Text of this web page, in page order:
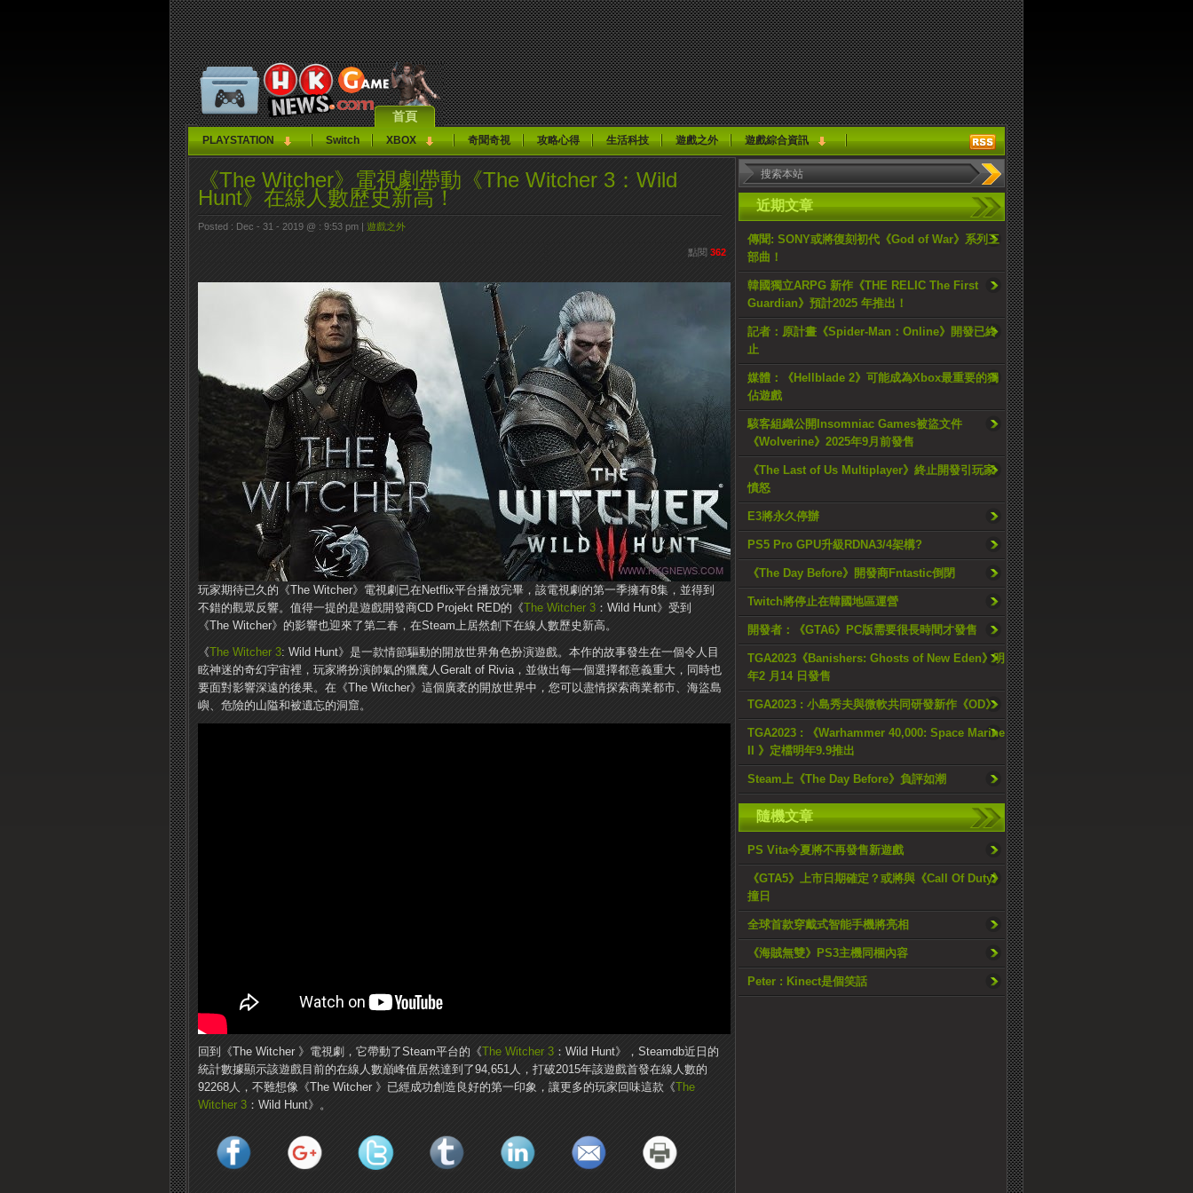
首頁
PLAYSTATION Switch XBOX 奇聞奇視 攻略心得 生活科技 遊戲之外 遊戲綜合資訊
近期文章
傳聞: SONY或將復刻初代《God of War》系列三
部曲！
韓國獨立ARPG 新作《THE RELIC The First
Guardian》預計2025 年推出！
記者：原計畫《Spider-Man：Online》開發已終
止
媒體：《Hellblade 2》可能成為Xbox最重要的獨
佔遊戲
駭客組織公開Insomniac Games被盜文件
《Wolverine》2025年9月前發售
《The Last of Us Multiplayer》終止開發引玩家
憤怒
E3將永久停辦
PS5 Pro GPU升級RDNA3/4架構?
《The Day Before》開發商Fntastic倒閉
Twitch將停止在韓國地區運營
開發者：《GTA6》PC版需要很長時間才發售
TGA2023《Banishers: Ghosts of New Eden》明
年2 月14 日發售
TGA2023 : 小島秀夫與微軟共同研發新作《OD》
TGA2023 : 《Warhammer 40,000: Space Marine
II 》定檔明年9.9推出
Steam上《The Day Before》負評如潮
隨機文章
PS Vita今夏將不再發售新遊戲
《GTA5》上市日期確定？或將與《Call Of Duty》
撞日
全球首款穿戴式智能手機將亮相
《海賊無雙》PS3主機同梱內容
Peter : Kinect是個笑話
《The Witcher》電視劇帶動《The Witcher 3：Wild
Hunt》在線人數歷史新高！
Posted : Dec - 31 - 2019 @ : 9:53 pm | 遊戲之外
點閱 362
玩家期待已久的《The Witcher》電視劇已在Netflix平台播放完畢，該電視劇的第一季擁有8集，並得到
不錯的觀眾反響。值得一提的是遊戲開發商CD Projekt RED的《The Witcher 3 ：Wild Hunt》受到
《The Witcher》的影響也迎來了第二春，在Steam上居然創下在線人數歷史新高。
《The Witcher 3: Wild Hunt》是一款情節驅動的開放世界角色扮演遊戲。本作的故事發生在一個令人目
眩神迷的奇幻宇宙裡，玩家將扮演帥氣的獵魔人Geralt of Rivia，並做出每一個選擇都意義重大，同時也
要面對影響深遠的後果。在《The Witcher》這個廣袤的開放世界中，您可以盡情探索商業都市、海盜島
嶼、危險的山隘和被遺忘的洞窟。
回到《The Witcher 》電視劇，它帶動了Steam平台的《The Witcher 3 ：Wild Hunt》，Steamdb近日的
統計數據顯示該遊戲目前的在線人數巔峰值居然達到了94,651人，打破2015年該遊戲首發在線人數的
92268人，不難想像《The Witcher 》已經成功創造良好的第一印象，讓更多的玩家回味這款《The
Witcher 3 ：Wild Hunt》。